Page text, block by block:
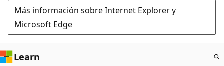
Más información sobre Internet Explorer y
Microsoft Edge
Learn